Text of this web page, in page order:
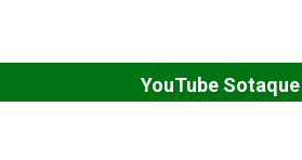
YouTube Sotaque